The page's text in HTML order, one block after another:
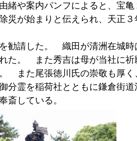
緒や案内パンフによると、宝亀
災が始まりと伝えられ、天正３
勧請した。 織田が清洲在城時
た。 また秀吉は母が当社に祈
また尾張徳川氏の崇敬も厚く
分霊を稲荷社とともに鎌倉街道
斎している。